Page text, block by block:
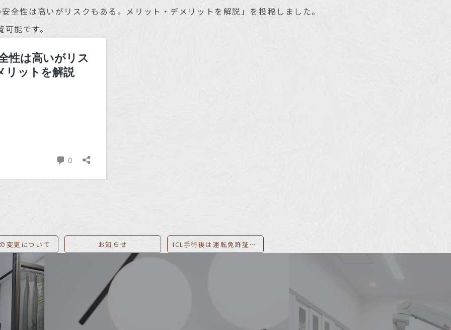
全性は高いがリスクもある。メリット・デメリットを解説」を投稿しました。
能です。
変更について お知らせ ICL手術後は運転免許証の更新が必須！罰則や手続き方法など